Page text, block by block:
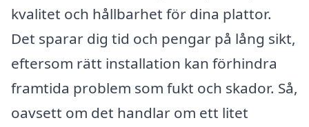
kvalitet och hållbarhet för dina plattor.
Det sparar dig tid och pengar på lång sikt,
eftersom rätt installation kan förhindra
framtida problem som fukt och skador. Så,
oavsett om det handlar om ett litet